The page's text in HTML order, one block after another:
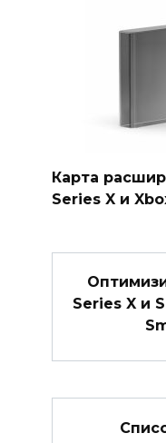
Карта
Series X и
Series X и